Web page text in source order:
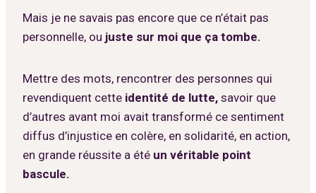
Mais je ne savais pas encore que ce n’était pas
personnelle, ou juste sur moi que ça tombe.
Mettre des mots, rencontrer des personnes qui
revendiquent cette identité de lutte, savoir que
d’autres avant moi avait transformé ce sentiment
diffus d’injustice en colère, en solidarité, en action,
en grande réussite a été un véritable point
bascule.